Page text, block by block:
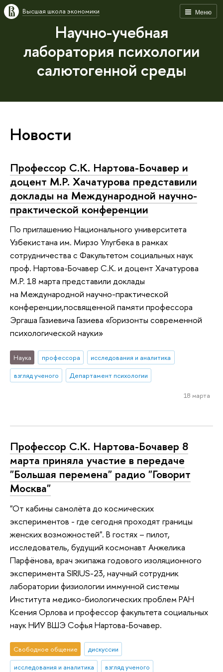
Меню
Высшая школа экономики
Научно-учебная
лаборатория психологии
салютогенной среды
Новости
Профессор С.К. Нартова-Бочавер и
доцент М.Р. Хачатурова представили
доклады на Международной научно-
практической конференции
По приглашению Национального университета
Узбекистана им. Мирзо Улугбека в рамках
сотрудничества с Факультетом социальных наук
проф. Нартова-Бочавер С.К. и доцент Хачатурова
М.Р. 18 марта представили доклады
на Международной научно-практической
конференции,посвященной памяти профессора
Эргаша Газиевича Газиева «Горизонты современной
психологической науки»
Наука профессора
исследования и аналитика
взгляд ученого
Департамент психологии
18 марта
Профессор С.К. Нартова-Бочавер 8
марта приняла участие в передаче
"Большая перемена" радио "Говорит
Москва"
"От кабины самолёта до космических
экспериментов - где сегодня проходят границы
женских возможностей". В гостях – пилот,
исследователь, будущий космонавт Анжелика
Парфёнова, врач экипажа годового изоляционного
эксперимента SIRIUS-23, научный сотрудник
лаборатории физиологии иммунной системы
Института медико-биологических проблем РАН
Ксения Орлова и профессор факультета социальных
наук НИУ ВШЭ Софья Нартова-Бочавер.
Свободное общение
дискуссии
исследования и аналитика
взгляд ученого